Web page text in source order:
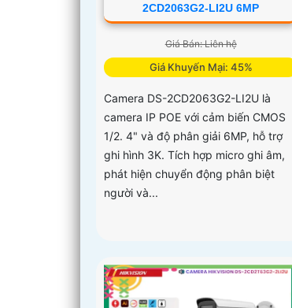
2CD2063G2-LI2U 6MP
Giá Bán: Liên hệ
Giá Khuyến Mại: 45%
Camera DS-2CD2063G2-LI2U là
camera IP POE với cảm biến CMOS
1/2. 4" và độ phân giải 6MP, hỗ trợ
ghi hình 3K. Tích hợp micro ghi âm,
phát hiện chuyển động phân biệt
người và...